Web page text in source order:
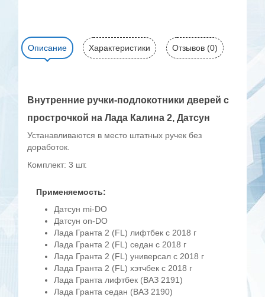
Описание Характеристики Отзывов (0)
Внутренние ручки-подлокотники дверей с
прострочкой на Лада Калина 2, Датсун
Устанавливаются в место штатных ручек без
доработок.
Комплект: 3 шт.
Применяемость:
Датсун mi-DO
Датсун on-DO
Лада Гранта 2 (FL) лифтбек с 2018 г
Лада Гранта 2 (FL) седан с 2018 г
Лада Гранта 2 (FL) универсал с 2018 г
Лада Гранта 2 (FL) хэтчбек с 2018 г
Лада Гранта лифтбек (ВАЗ 2191)
Лада Гранта седан (ВАЗ 2190)